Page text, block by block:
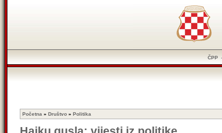
ČPP
Početna » Društvo » Politika